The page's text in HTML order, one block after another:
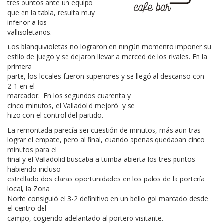
tres puntos ante un equipo
que en la tabla, resulta muy
inferior a los
vallisoletanos.
Los blanquivioletas no lograron en ningún momento imponer su
estilo de juego y se dejaron llevar a merced de los rivales. En la
primera
parte, los locales fueron superiores y se llegó al descanso con
2-1 en el
marcador. En los segundos cuarenta y
cinco minutos, el Valladolid mejoró y se
hizo con el control del partido.
La remontada parecía ser cuestión de minutos, más aun tras
lograr el empate, pero al final, cuando apenas quedaban cinco
minutos para el
final y el Valladolid buscaba a tumba abierta los tres puntos
habiendo incluso
estrellado dos claras oportunidades en los palos de la portería
local, la Zona
Norte consiguió el 3-2 definitivo en un bello gol marcado desde
el centro del
campo, cogiendo adelantado al portero visitante.